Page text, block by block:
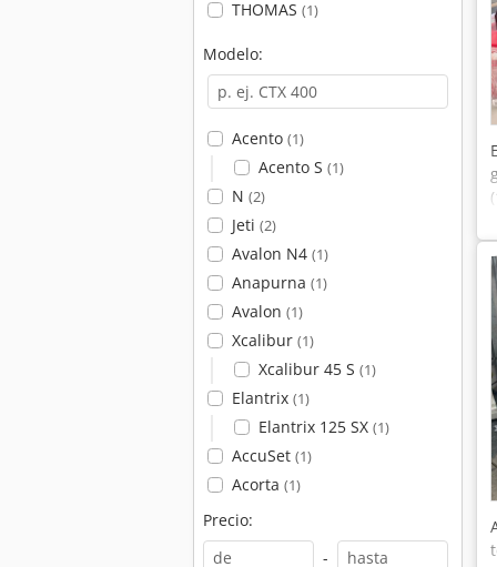
THOMAS (1)
Modelo:
Acento (1)
Acento S (1)
N (2)
Jeti (2)
Avalon N4 (1)
Anapurna (1)
Avalon (1)
Xcalibur (1)
Xcalibur 45 S (1)
Elantrix (1)
Elantrix 125 SX (1)
AccuSet (1)
Acorta (1)
Precio:
-